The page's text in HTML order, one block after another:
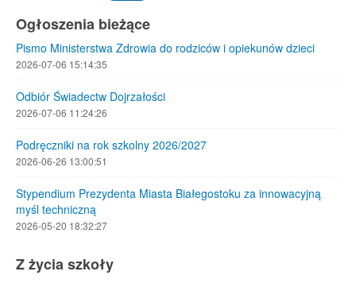
Ogłoszenia bieżące
Pismo Ministerstwa Zdrowia do rodziców i opiekunów dzieci
2026-07-06 15:14:35
Odbiór Świadectw Dojrzałości
2026-07-06 11:24:26
Podręczniki na rok szkolny 2026/2027
2026-06-26 13:00:51
Stypendium Prezydenta Miasta Białegostoku za innowacyjną
myśl techniczną
2026-05-20 18:32:27
Z życia szkoły